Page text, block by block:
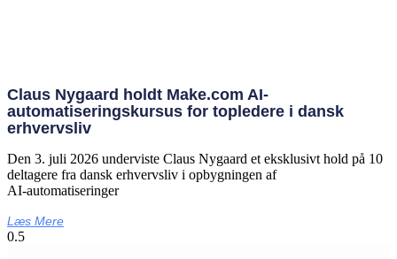
Claus Nygaard holdt Make.com AI-
automatiseringskursus for topledere i dansk
erhvervsliv
Den 3. juli 2026 underviste Claus Nygaard et eksklusivt hold på 10
deltagere fra dansk erhvervsliv i opbygningen af
AI‑automatiseringer
Læs Mere